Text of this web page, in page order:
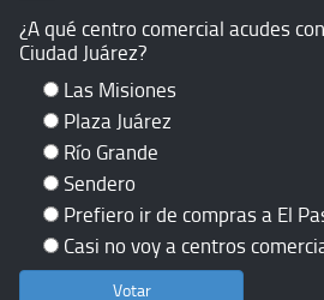
¿A qué centro comercial acudes
Ciudad Juárez?
Las Misiones
Plaza Juárez
Río Grande
Sendero
Prefiero ir de compras a El
Casi no voy a centros